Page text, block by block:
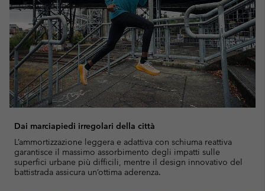
Dai marciapiedi irregolari della città
L’ammortizzazione leggera e adattiva con schiuma reattiva
garantisce il massimo assorbimento degli impatti sulle
superfici urbane più difficili, mentre il design innovativo del
battistrada assicura un’ottima aderenza.